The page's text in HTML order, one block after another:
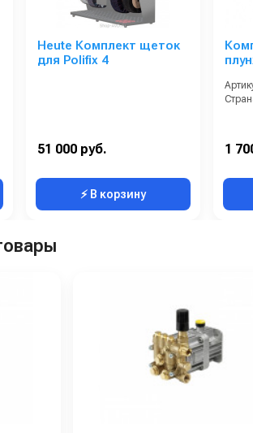
Heute Комплект щеток
для Polifix 4
51 000 руб.
⚡ В корзину
H9
1